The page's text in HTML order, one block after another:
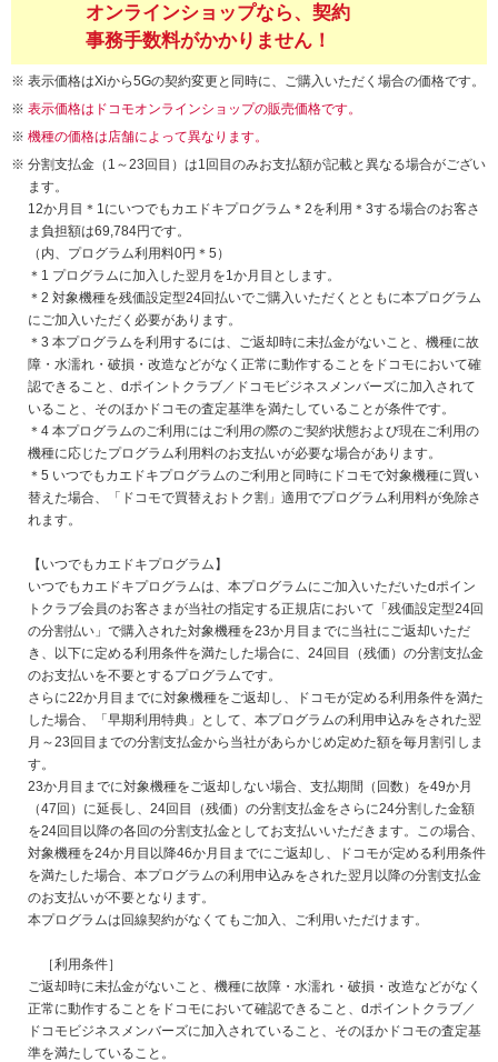
オンラインショップなら、契約
事務手数料がかかりません！
表示価格はXiから5Gの契約変更と同時に、ご購入いただく場合の価格です。
表示価格はドコモオンラインショップの販売価格です。
機種の価格は店舗によって異なります。
分割支払金（1～23回目）は1回目のみお支払額が記載と異なる場合がござい
ます。
12か月目＊1にいつでもカエドキプログラム＊2を利用＊3する場合のお客さ
ま負担額は69,784円です。
（内、プログラム利用料0円＊5）
＊1 プログラムに加入した翌月を1か月目とします。
＊2 対象機種を残価設定型24回払いでご購入いただくとともに本プログラム
にご加入いただく必要があります。
＊3 本プログラムを利用するには、ご返却時に未払金がないこと、機種に故
障・水濡れ・破損・改造などがなく正常に動作することをドコモにおいて確
認できること、dポイントクラブ／ドコモビジネスメンバーズに加入されて
いること、そのほかドコモの査定基準を満たしていることが条件です。
＊4 本プログラムのご利用にはご利用の際のご契約状態および現在ご利用の
機種に応じたプログラム利用料のお支払いが必要な場合があります。
＊5 いつでもカエドキプログラムのご利用と同時にドコモで対象機種に買い
替えた場合、「ドコモで買替えおトク割」適用でプログラム利用料が免除さ
れます。
【いつでもカエドキプログラム】
いつでもカエドキプログラムは、本プログラムにご加入いただいたdポイン
トクラブ会員のお客さまが当社の指定する正規店において「残価設定型24回
の分割払い」で購入された対象機種を23か月目までに当社にご返却いただ
き、以下に定める利用条件を満たした場合に、24回目（残価）の分割支払金
のお支払いを不要とするプログラムです。
さらに22か月目までに対象機種をご返却し、ドコモが定める利用条件を満た
した場合、「早期利用特典」として、本プログラムの利用申込みをされた翌
月～23回目までの分割支払金から当社があらかじめ定めた額を毎月割引しま
す。
23か月目までに対象機種をご返却しない場合、支払期間（回数）を49か月
（47回）に延長し、24回目（残価）の分割支払金をさらに24分割した金額
を24回目以降の各回の分割支払金としてお支払いいただきます。この場合、
対象機種を24か月目以降46か月目までにご返却し、ドコモが定める利用条件
を満たした場合、本プログラムの利用申込みをされた翌月以降の分割支払金
のお支払いが不要となります。
本プログラムは回線契約がなくてもご加入、ご利用いただけます。
［利用条件］
ご返却時に未払金がないこと、機種に故障・水濡れ・破損・改造などがなく
正常に動作することをドコモにおいて確認できること、dポイントクラブ／
ドコモビジネスメンバーズに加入されていること、そのほかドコモの査定基
準を満たしていること。